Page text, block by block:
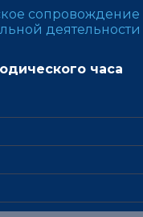
сопровождение
деятельности
часа